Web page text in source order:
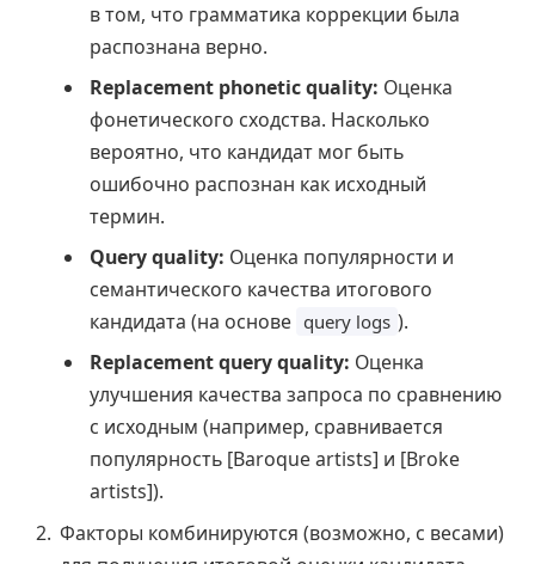
в том, что грамматика коррекции была
распознана верно.
Replacement phonetic quality: Оценка
фонетического сходства. Насколько
вероятно, что кандидат мог быть
ошибочно распознан как исходный
термин.
Query quality: Оценка популярности и
семантического качества итогового
кандидата (на основе query logs ).
Replacement query quality: Оценка
улучшения качества запроса по сравнению
с исходным (например, сравнивается
популярность [Baroque artists] и [Broke
artists]).
Факторы комбинируются (возможно, с весами)